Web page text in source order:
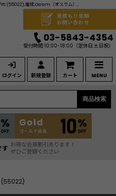
(55022),電球,Osram（オスラム）,
ログイン 新規登録 カート MENU
見積もり依頼
お問い合わせ
03-5843-4354
受付時間 10:00-18:00 （定休日:土日祝）
商品検索
す お得な会員割引あります！
ぜひご登録ください
(55022)